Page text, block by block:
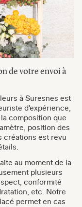
de votre envoi à
à Suresnes est
d'expérience,
composition que
position des
créations est revu
au moment de la
plusieurs
conformité
etc. Notre
permet en cas